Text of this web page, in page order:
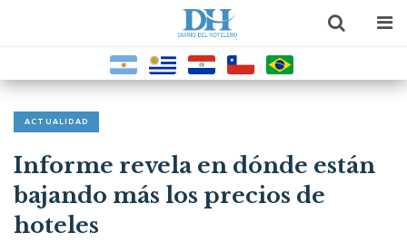
ACTUALIDAD
Informe revela en dónde están
bajando más los precios de
hoteles